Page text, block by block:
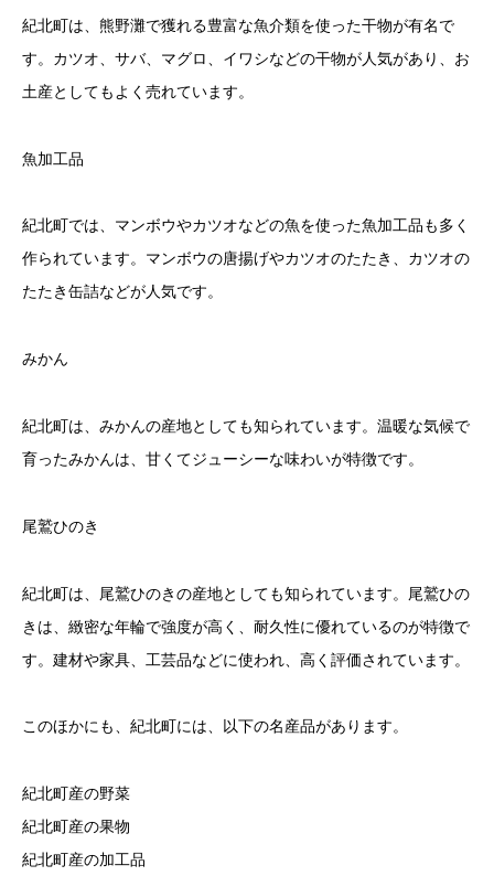
紀北町は、熊野灘で獲れる豊富な魚介類を使った干物が有名で
す。カツオ、サバ、マグロ、イワシなどの干物が人気があり、お
土産としてもよく売れています。
魚加工品
紀北町では、マンボウやカツオなどの魚を使った魚加工品も多く
作られています。マンボウの唐揚げやカツオのたたき、カツオの
たたき缶詰などが人気です。
みかん
紀北町は、みかんの産地としても知られています。温暖な気候で
育ったみかんは、甘くてジューシーな味わいが特徴です。
尾鷲ひのき
紀北町は、尾鷲ひのきの産地としても知られています。尾鷲ひの
きは、緻密な年輪で強度が高く、耐久性に優れているのが特徴で
す。建材や家具、工芸品などに使われ、高く評価されています。
このほかにも、紀北町には、以下の名産品があります。
紀北町産の野菜
紀北町産の果物
紀北町産の加工品